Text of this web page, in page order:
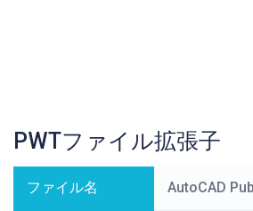
PWTファイル拡張子
ファイル名 AutoCAD